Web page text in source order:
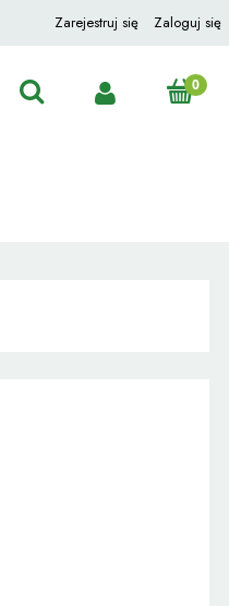
Zarejestruj się Zaloguj się